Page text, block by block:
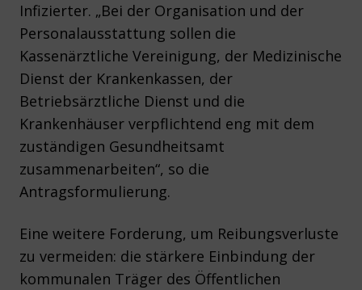
Infizierter. „Bei der Organisation und der
Personalausstattung sollen die
Kassenärztliche Vereinigung, der Medizinische
Dienst der Krankenkassen, der
Betriebsärztliche Dienst und die
Krankenhäuser verpflichtend eng mit dem
zuständigen Gesundheitsamt
zusammenarbeiten“, so die
Antragsformulierung.
Eine weitere Forderung, um Reibungsverluste
zu vermeiden: die stärkere Einbindung der
kommunalen Träger des Öffentlichen